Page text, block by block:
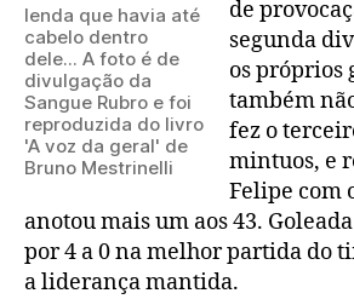
lenda que havia até
cabelo dentro
dele... A foto é de
divulgação da
Sangue Rubro e foi
reproduzida do livro
'A voz da geral' de
Bruno Mestrinelli
de
segunda
os próprios
também
fez o
mintuos, e
Felipe com
anotou mais um aos 43.
por 4 a 0 na melhor partida do
a liderança mantida.